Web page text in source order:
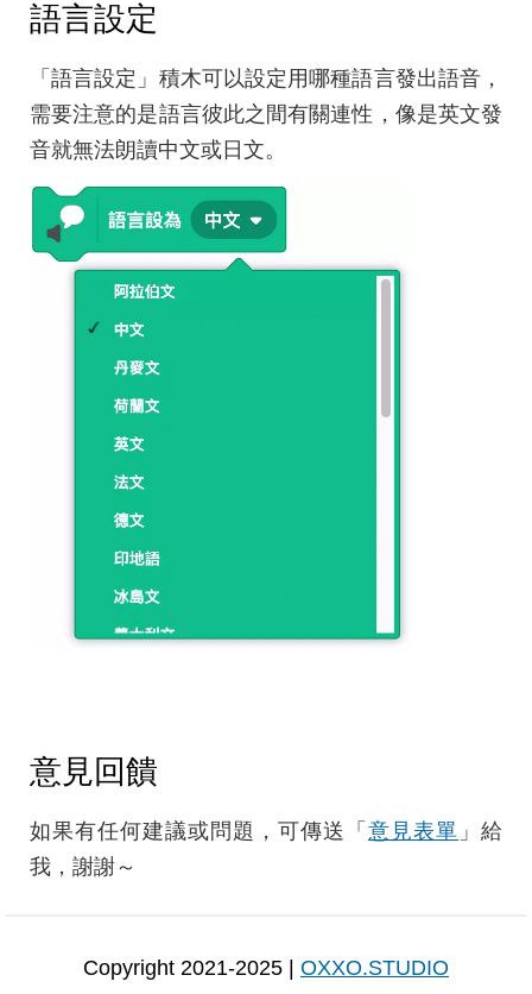
語言設定
「語言設定」積木可以設定用哪種語言發出語音，
需要注意的是語言彼此之間有關連性，像是英文發
音就無法朗讀中文或日文。
意見回饋
如果有任何建議或問題，可傳送「 意見表單 」給
我，謝謝～
Copyright 2021-2025 | OXXO.STUDIO